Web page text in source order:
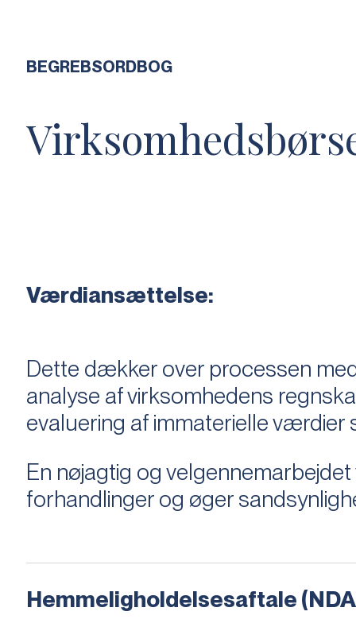
BEGREBSORDBOG
Værdiansættelse:
Dette dækker over processen
analyse af virksomhedens
evaluering af immaterielle
En nøjagtig og
forhandlinger og øger
Hemmeligholdelsesaftale